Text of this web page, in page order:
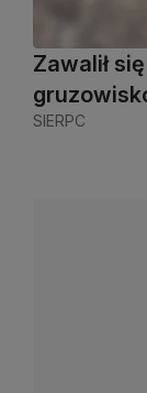
Zawalił
SIERPC